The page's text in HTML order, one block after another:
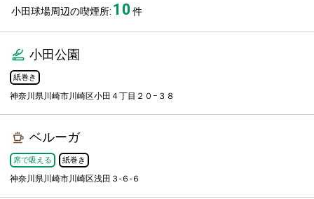
小田球場周辺の喫煙所: 10件
小田公園
紙巻き
神奈川県川崎市川崎区小田４丁目２０−３８
ベルーガ
席で吸える 紙巻き
神奈川県川崎市川崎区浅田３-６-６